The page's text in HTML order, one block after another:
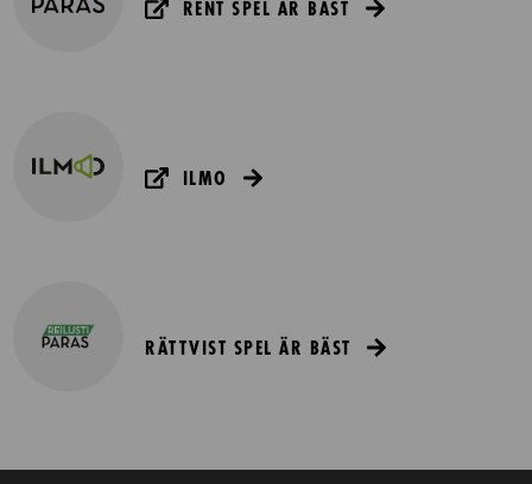
RENT SPEL ÄR BÄST
ILMO
RÄTTVIST SPEL ÄR BÄST